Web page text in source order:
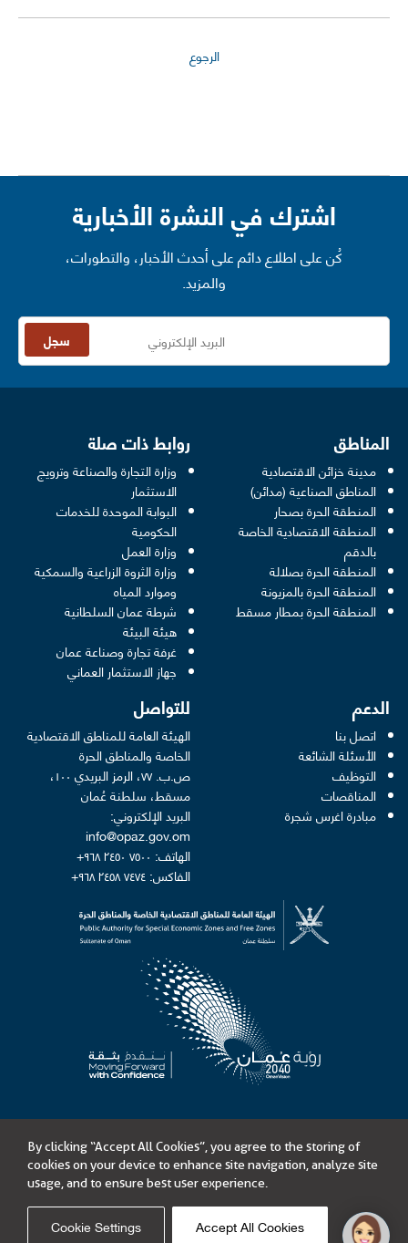
الرجوع
اشترك في النشرة الأخبارية
كُن على اطلاع دائم على أحدث الأخبار، والتطورات،
والمزيد.
سجل
المناطق
مدينة خزائن الاقتصادية
المناطق الصناعية (مدائن)
المنطقة الحرة بصحار
المنطقة الاقتصادية الخاصة
بالدقم
المنطقة الحرة بصلالة
المنطقة الحرة بالمزيونة
المنطقة الحرة بمطار مسقط
روابط ذات صلة
وزارة التجارة والصناعة وترويج
الاستثمار in a new window
البوابة الموحدة للخدمات
الحكوميةin a new window
وزارة العملin a new window
وزارة الثروة الزراعية والسمكية
وموارد المياهin a new window
شرطة عمان السلطانيةwindow
هيئة البيئةin a new window
غرفة تجارة وصناعة عمانwindow
جهاز الاستثمار العمانيwindow
الدعم
اتصل بنا
الأسئلة الشائعة
التوظيف
المناقصات
مبادرة اغرس شجرة
للتواصل
الهيئة العامة للمناطق الاقتصادية
الخاصة والمناطق الحرة
ص.ب. ٧٧، الرمز البريدي ١٠٠،
مسقط، سلطنة عُمان
البريد الإلكتروني:
info@opaz.gov.om
الهاتف: ٧٥٠٠ ٢٤٥٠ ٩٦٨+
الفاكس: ٧٤٧٤ ٢٤٥٨ ٩٦٨+
الهيئة العامة للمناطق الاقتصادية الخاصة والمناطق الحرة
محتويات هذا الموقع مرخصة بموجب الرخصة الحكومية المفتوحة - سلطنة عُمان
المناقصات
إمكانية الوصول سياسة الخصوصية
شروط الإستخدام
حدود المسؤولية
خارطة الموقع
By clicking “Accept All Cookies”, you agree to the storing of
cookies on your device to enhance site navigation, analyze site
usage, and to ensure best user experience.
Cookie Settings Accept All Cookies